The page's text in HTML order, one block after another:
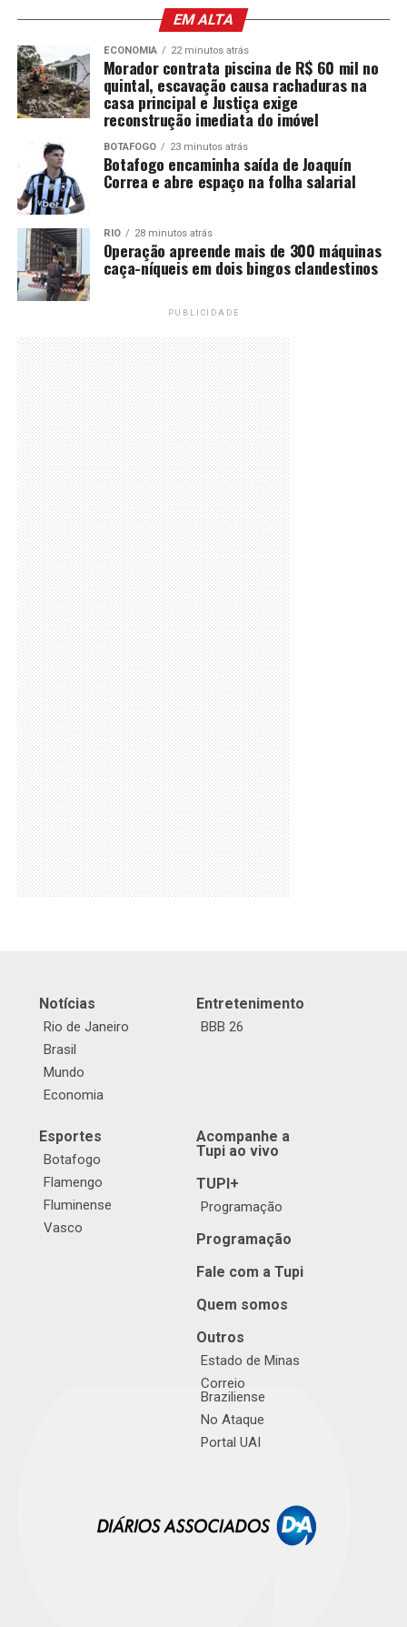
EM ALTA
ECONOMIA 22 minutos atrás
Morador contrata piscina de R$ 60 mil no
quintal, escavação causa rachaduras na
casa principal e Justiça exige
reconstrução imediata do imóvel
BOTAFOGO 23 minutos atrás
Botafogo encaminha saída de Joaquín
Correa e abre espaço na folha salarial
RIO 28 minutos atrás
Operação apreende mais de 300 máquinas
caça-níqueis em dois bingos clandestinos
PUBLICIDADE
Notícias
Rio de Janeiro
Brasil
Mundo
Economia
Entretenimento
BBB 26
Esportes
Botafogo
Flamengo
Fluminense
Vasco
Acompanhe a
Tupi ao vivo
TUPI+
Programação
Programação
Fale com a Tupi
Quem somos
Outros
Estado de Minas
Correio
Braziliense
No Ataque
Portal UAI